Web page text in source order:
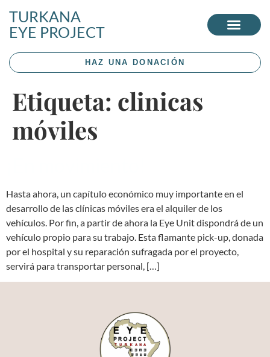
TURKANA
EYE PROJECT
HAZ UNA DONACIÓN
Etiqueta: clinicas
móviles
Hasta ahora, un capítulo económico muy importante en el
desarrollo de las clínicas móviles era el alquiler de los
vehículos. Por fin, a partir de ahora la Eye Unit dispondrá de un
vehículo propio para su trabajo. Esta flamante pick-up, donada
por el hospital y su reparación sufragada por el proyecto,
servirá para transportar personal, […]